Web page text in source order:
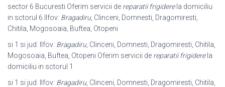
sector 6 Bucuresti Oferim servicii de reparatii frigiderela domiciliu
in sctorul 6 Ilfov: Bragadiru, Clinceni, Domnesti, Dragomiresti,
Chitila, Mogosoaia, Buftea, Otopeni
si 1 si jud. Ilfov: Bragadiru, Clinceni, Domnesti, Dragomiresti, Chitila,
Mogosoaia, Buftea, Otopeni Oferim servicii de reparatii frigiderela
domiciliu in sctorul 1
si 1 si jud. Ilfov: Bragadiru, Clinceni, Domnesti, Dragomiresti, Chitila,